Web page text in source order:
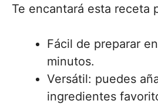
Te encantará esta receta
Fácil de preparar
minutos.
Versátil: puedes
ingredientes